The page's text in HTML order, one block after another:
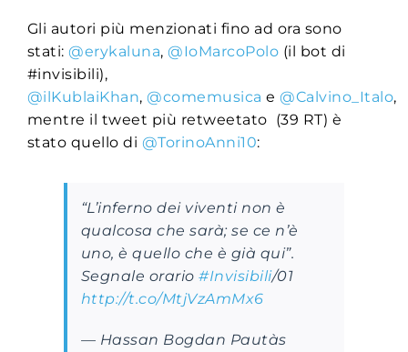
Gli autori più menzionati fino ad ora sono
stati:@erykaluna,@IoMarcoPolo (il bot di
#invisibili),
@ilKublaiKhan,@comemusica e@Calvino_Italo,
mentre il tweet più retweetato (39 RT) è
stato quello di @TorinoAnni10:
“L’inferno dei viventi non è
qualcosa che sarà; se ce n’è
uno, è quello che è già qui”.
Segnale orario#Invisibili/01
http://t.co/MtjVzAmMx6
— Hassan Bogdan Pautàs